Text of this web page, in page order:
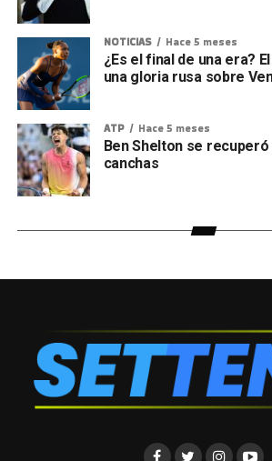
NOTICIAS Hace 5 meses
¿Es el final de una era?
una gloria rusa sobre
ATP Hace 5 meses
Ben Shelton se recuperó
canchas